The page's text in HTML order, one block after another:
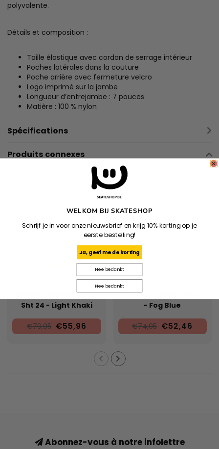
polyvalente.
Détails et composition :
Taille élastique avec cordon de serrage intérieur
Poches latérales dans la couture
Poche arrière avec fermeture velcro
Logo imprimé sur la jambe
Longueur d’entrejambe : 7 pouces
Matière : 100 % nylon
Spécifications
Produits connexes
Chillow Pleat Ew Chino
Sht 24 - Light Khaki
€79,95 €55,96
958 13Inch Loose Short
- Fog Blue
€74,95 €52,46
Abonnez-vous à notre infolettre
WELKOM BIJ SKATESHOP
Schrijf je in voor onze nieuwsbrief en krijg 10% korting op je
eerste bestelling!
Ja, geef me de korting
Nee bedankt
Nee bedankt